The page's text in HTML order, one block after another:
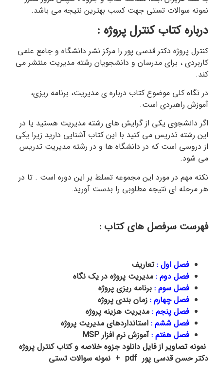
نمونه سوالات تستی جهت کسب بهترین نتیجه می باشد.
درباره کتاب کنترل پروژه :
کنترل پروژه دکتر قدسی پور را مرکز نشر دانشگاه و جامع علمی
کاربردی ، برای مدرسان و دانشجویان رشته مدیریت منتشر می
کند.
در نگاه کلی موضوع کتاب درباره ی مدیریت، برنامه ریزی،
آموزش راهبردی است.
اگر دانشجوی یکی از گرایش های رشته مدیریت هستید یا در
این رشته تدریس می کنید با این کتاب آشنایی دارید زیرا یکی
از دروسی است که در دانشگاه ها و در رشته مدیریت تدریس
می شود.
نکته مهم در مورد این مجموعه تسلط بر این دوره است . تا در
هر مرحله ای نتیجه مطلوبی را بدست آورید.
فهرست سرفصل های کتاب :
فصل اول : تعاریف
فصل دوم : مدیریت پروژه در یک نگاه
فصل سوم : برنامه ریزی پروژه
فصل چهارم : زمان بندی پروژه
فصل پنجم : مدیریت هزینه پروژه
فصل ششم : استانداردهای مدیریت پروژه
فصل هفتم :آموزش نرم افزار MSP
نمونه تصاویر از فایل دانلود جزوه خلاصه و کتاب کنترل پروژه
دکتر حسن قدسی پور pdf + نمونه سوالات تستی